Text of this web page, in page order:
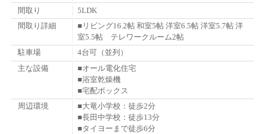
間取り
5LDK
間取り詳細
■リビング16.2帖 和室5帖 洋室6.5帖 洋室5.7帖 洋
室5.5帖 テレワークルーム2帖
駐車場
4台可（並列）
主な設備
■オール電化住宅
■浴室乾燥機
■宅配ボックス
周辺環境
■大竜小学校：徒歩2分
■長田中学校：徒歩13分
■タイヨーまで徒歩6分